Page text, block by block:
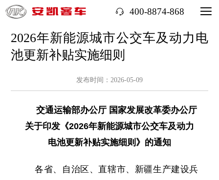
400-8874-868
2026年新能源城市公交车及动力电
池更新补贴实施细则
发布时间：2026-05-09
交通运输部办公厅 国家发展改革委办公厅
关于印发《2026年新能源城市公交车及动力
电池更新补贴实施细则》的通知
各省、自治区、直辖市、新疆生产建设兵